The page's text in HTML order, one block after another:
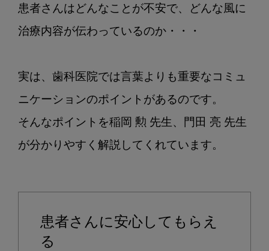
に
安
心
て
ら
え
コ
ニ
患者さんはどんなことが不安で、どんな風に
治療内容が伝わっているのか・・・
実は、歯科医院では言葉よりも重要なコミュ
ニケーションのポイントがあるのです。
そんなポイントを稲岡 勲 先生、門田 亮 先生
患者さんに安心してもらえ
る